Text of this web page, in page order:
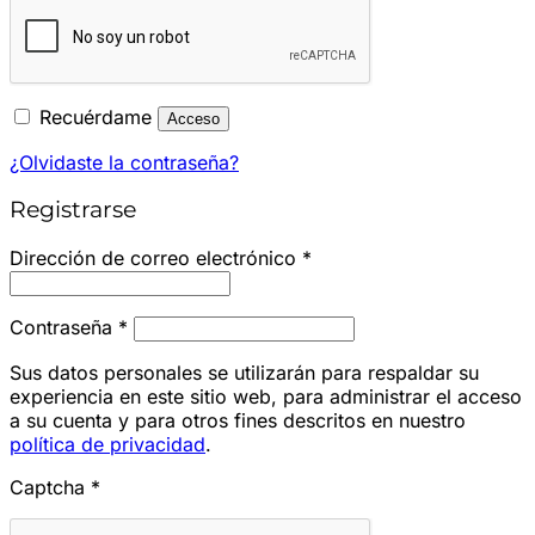
Recuérdame Acceso
¿Olvidaste la contraseña?
Registrarse
Dirección de correo electrónico *
Contraseña * Obligatorio
Sus datos personales se utilizarán para respaldar su
experiencia en este sitio web, para administrar el acceso
a su cuenta y para otros fines descritos en nuestro
política de privacidad.
Captcha *